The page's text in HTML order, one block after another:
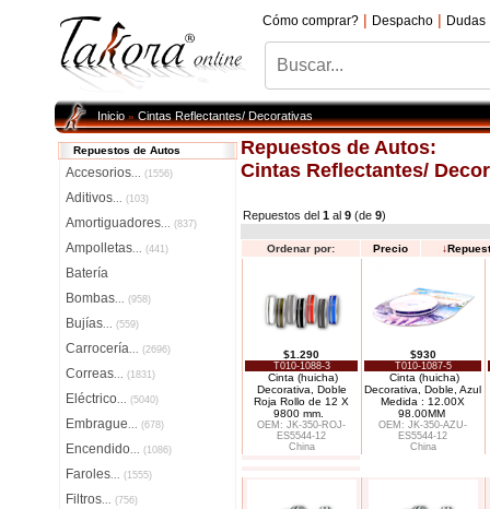
Cómo comprar? | Despacho | Dudas
Inicio»Cintas Reflectantes/ Decorativas
Repuestos de Autos
Accesorios... (1556)
Aditivos... (103)
Amortiguadores... (837)
Ampolletas... (441)
Batería
Bombas... (958)
Bujías... (559)
Carrocería... (2696)
Correas... (1831)
Eléctrico... (5040)
Embrague... (678)
Encendido... (1086)
Faroles... (1555)
Filtros... (756)
Repuestos de Autos:
Cintas Reflectantes/
Repuestos del 1 al 9 (de 9)
Ordenar por: Precio ↓
$1.290
T010-1088-3
Cinta (huicha)
Decorativa, Doble
Roja Rollo de 12 X
9800 mm.
OEM: JK-350-ROJ-
ES5544-12
China
$930
T010-1087-5
Cinta (huicha)
Decorativa, Doble, Azul
Medida : 12.00X
98.00MM
OEM: JK-350-AZU-
ES5544-12
China